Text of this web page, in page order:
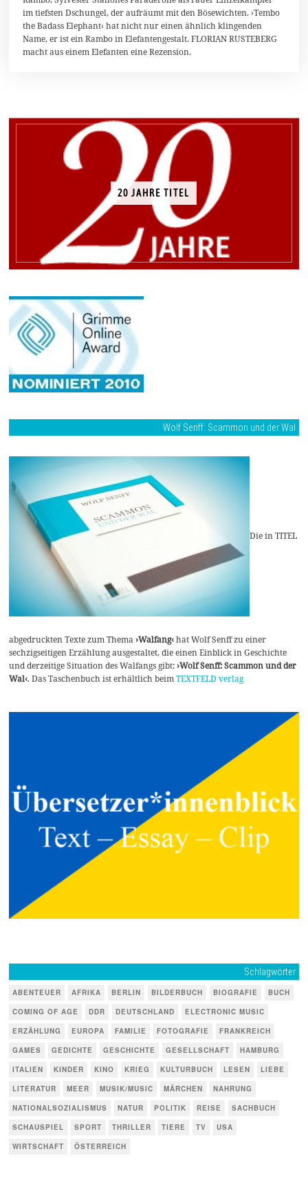
2
0
1
5
im tiefsten Dschungel, der aufräumt mit den Bösewichten. ›Tembo
the Badass Elephant‹ hat nicht nur einen ähnlich klingenden
Name, er ist ein Rambo in Elefantengestalt. FLORIAN RUSTEBERG
macht aus einem Elefanten eine Rezension.
20 JAHRE TITEL
Wolf Senff: Scammon und der Wal
Die in TITEL
abgedruckten Texte zum Thema›Walfang‹hat Wolf Senff zu einer
sechzigseitigen Erzählung ausgestaltet, die einen Einblick in Geschichte
und derzeitige Situation des Walfangs gibt:›Wolf Senff: Scammon und der
Wal‹. Das Taschenbuch ist erhältlich beimTEXTFELD verlag
Schlagwörter
ABENTEUER AFRIKA BERLIN BILDERBUCH BIOGRAFIE
BUCH
COMING OF AGE
DDR DEUTSCHLAND
ELECTRONIC MUSIC
ERZÄHLUNG
EUROPA FAMILIE FOTOGRAFIE
FRANKREICH
GAMES
GEDICHTE GESCHICHTE GESELLSCHAFT
HAMBURG
ITALIEN
KINDER KINO KRIEG KULTURBUCH LESEN
LIEBE
LITERATUR
MEER MUSIK/MUSIC MÄRCHEN
NAHRUNG
NATIONALSOZIALISMUS
NATUR POLITIK REISE
SACHBUCH
SCHAUSPIEL
SPORT THRILLER TIERE TV
USA
WIRTSCHAFT
ÖSTERREICH